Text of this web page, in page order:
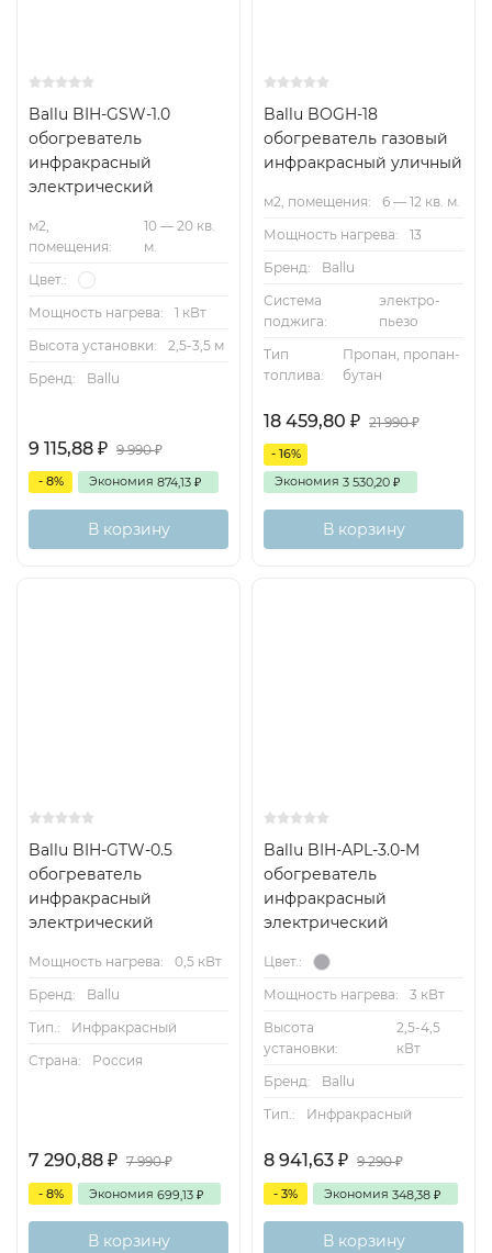
Ballu BIH-GSW-1.0
обогреватель
инфракрасный
электрический
м2,
помещения:
10 — 20 кв.
м.
Цвет.:
Мощность нагрева:
1 кВт
Высота установки:
2,5-3,5 м
Бренд:
Ballu
9 115,88 ₽ 9 990₽
- 8% Экономия 874,13 ₽
В корзину
Ballu BOGH-18
обогреватель газовый
инфракрасный уличный
м2, помещения:
6 — 12 кв. м.
Мощность нагрева:
13
Бренд:
Ballu
Система
поджига:
электро-
пьезо
Тип
топлива:
Пропан, пропан-
бутан
18 459,80 ₽ 21 990₽
- 16%
Экономия 3 530,20 ₽
В корзину
Ballu BIH-GTW-0.5
обогреватель
инфракрасный
электрический
Мощность нагрева:
0,5 кВт
Бренд:
Ballu
Тип.:
Инфракрасный
Страна:
Россия
7 290,88 ₽ 7 990₽
- 8% Экономия 699,13 ₽
В корзину
Ballu BIH-APL-3.0-M
обогреватель
инфракрасный
электрический
Цвет.:
Мощность нагрева:
3 кВт
Высота
установки:
2,5-4,5
кВт
Бренд:
Ballu
Тип.:
Инфракрасный
8 941,63 ₽ 9 290₽
- 3% Экономия 348,38 ₽
В корзину